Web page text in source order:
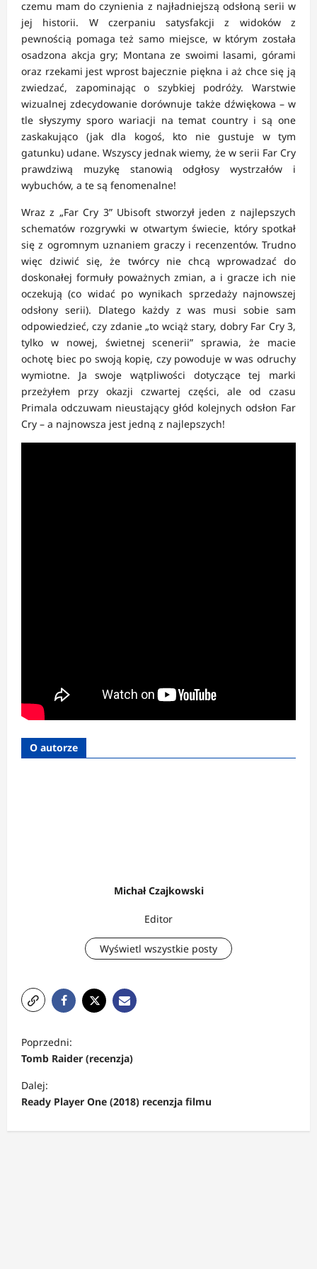
czemu mam do czynienia z najładniejszą odsłoną serii w
jej historii. W czerpaniu satysfakcji z widoków z
pewnością pomaga też samo miejsce, w którym została
osadzona akcja gry; Montana ze swoimi lasami, górami
oraz rzekami jest wprost bajecznie piękna i aż chce się ją
zwiedzać, zapominając o szybkiej podróży. Warstwie
wizualnej zdecydowanie dorównuje także dźwiękowa – w
tle słyszymy sporo wariacji na temat country i są one
zaskakująco (jak dla kogoś, kto nie gustuje w tym
gatunku) udane. Wszyscy jednak wiemy, że w serii Far Cry
prawdziwą muzykę stanowią odgłosy wystrzałów i
wybuchów, a te są fenomenalne!
Wraz z „Far Cry 3” Ubisoft stworzył jeden z najlepszych
schematów rozgrywki w otwartym świecie, który spotkał
się z ogromnym uznaniem graczy i recenzentów. Trudno
więc dziwić się, że twórcy nie chcą wprowadzać do
doskonałej formuły poważnych zmian, a i gracze ich nie
oczekują (co widać po wynikach sprzedaży najnowszej
odsłony serii). Dlatego każdy z was musi sobie sam
odpowiedzieć, czy zdanie „to wciąż stary, dobry Far Cry 3,
tylko w nowej, świetnej scenerii” sprawia, że macie
ochotę biec po swoją kopię, czy powoduje w was odruchy
wymiotne. Ja swoje wątpliwości dotyczące tej marki
przeżyłem przy okazji czwartej części, ale od czasu
Primala odczuwam nieustający głód kolejnych odsłon Far
Cry – a najnowsza jest jedną z najlepszych!
O autorze
Michał Czajkowski
Editor
Wyświetl wszystkie posty
o
b
a
Poprzedni:
Tomb Raider (recenzja)
Dalej:
Ready Player One (2018) recenzja filmu